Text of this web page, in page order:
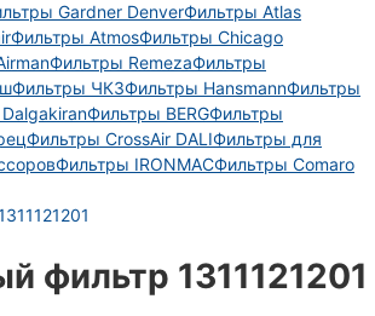
Gardner DenverФильтры Atlas
Фильтры AtmosФильтры Chicago
Фильтры RemezaФильтры
Фильтры ЧКЗФильтры HansmannФильтры
Фильтры BERGФильтры
Фильтры CrossAir DALIФильтры для
Фильтры IRONMACФильтры Comaro
фильтр 1311121201